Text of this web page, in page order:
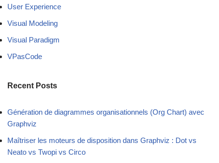
User Experience
Visual Modeling
Visual Paradigm
VPasCode
Recent Posts
Génération de diagrammes organisationnels (Org Chart) avec
Graphviz
Maîtriser les moteurs de disposition dans Graphviz : Dot vs
Neato vs Twopi vs Circo